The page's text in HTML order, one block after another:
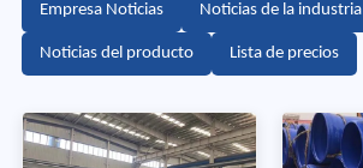
Empresa Noticias Noticias de la industria
Noticias del producto Lista de precios